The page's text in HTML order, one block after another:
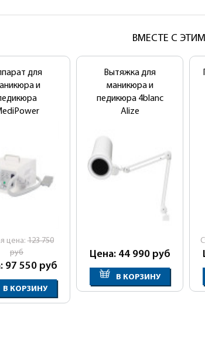
ВМЕСТЕ С
для
и
цена:123 750
руб
97 550 руб
В КОРЗИНУ
Вытяжка для
маникюра и
педикюра 4blanc
Alize
Цена: 44 990 руб
В КОРЗИНУ